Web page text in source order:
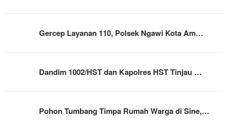
Gercep Layanan 110, Polsek Ngawi Kota Am…
Dandim 1002/HST dan Kapolres HST Tinjau …
Pohon Tumbang Timpa Rumah Warga di Sine,…